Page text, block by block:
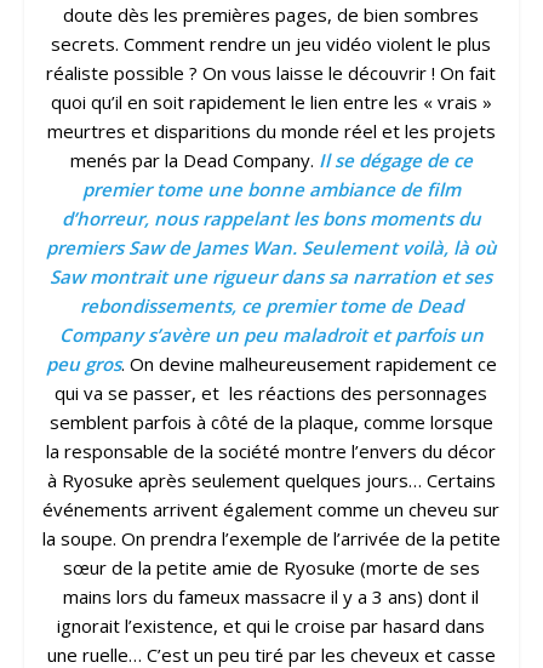
doute dès les premières pages, de bien sombres
secrets. Comment rendre un jeu vidéo violent le plus
réaliste possible ? On vous laisse le découvrir ! On fait
quoi qu’il en soit rapidement le lien entre les « vrais »
meurtres et disparitions du monde réel et les projets
menés par la Dead Company. Il se dégage de ce
premier tome une bonne ambiance de film
d’horreur, nous rappelant les bons moments du
premiers Saw de James Wan. Seulement voilà, là où
Saw montrait une rigueur dans sa narration et ses
rebondissements, ce premier tome de Dead
Company s’avère un peu maladroit et parfois un
peu gros. On devine malheureusement rapidement ce
qui va se passer, et les réactions des personnages
semblent parfois à côté de la plaque, comme lorsque
la responsable de la société montre l’envers du décor
à Ryosuke après seulement quelques jours… Certains
événements arrivent également comme un cheveu sur
la soupe. On prendra l’exemple de l’arrivée de la petite
sœur de la petite amie de Ryosuke (morte de ses
mains lors du fameux massacre il y a 3 ans) dont il
ignorait l’existence, et qui le croise par hasard dans
une ruelle… C’est un peu tiré par les cheveux et casse